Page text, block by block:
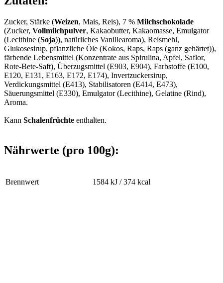
Zucker, Stärke (Weizen, Mais, Reis), 7 % Milchschokolade
(Zucker, Vollmilchpulver, Kakaobutter, Kakaomasse, Emulgator
(Lecithine (Soja)), natürliches Vanillearoma), Reismehl,
Glukosesirup, pflanzliche Öle (Kokos, Raps, Raps (ganz gehärtet)),
färbende Lebensmittel (Konzentrate aus Spirulina, Apfel, Saflor,
Rote-Bete-Saft), Überzugsmittel (E903, E904), Farbstoffe (E100,
E120, E131, E163, E172, E174), Invertzuckersirup,
Verdickungsmittel (E413), Stabilisatoren (E414, E473),
Säuerungsmittel (E330), Emulgator (Lecithine), Gelatine (Rind),
Aroma.
Kann Schalenfrüchte enthalten.
Nährwerte (pro 100g):
Brennwert 1584 kJ / 374 kcal